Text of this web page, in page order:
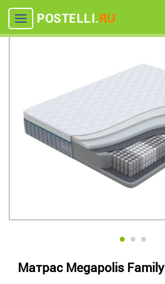
POSTELLI.RU
Матрас Megapolis Family